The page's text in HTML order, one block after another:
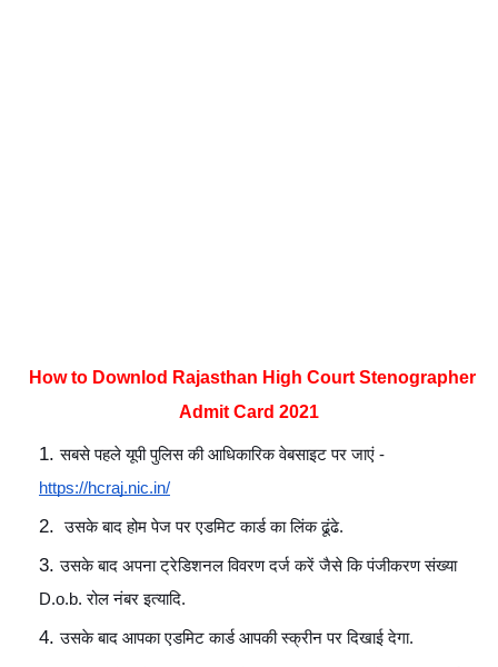
How to Downlod Rajasthan High Court Stenographer
Admit Card 2021
सबसे पहले यूपी पुलिस की आधिकारिक वेबसाइट पर जाएं -
https://hcraj.nic.in/
उसके बाद होम पेज पर एडमिट कार्ड का लिंक ढूंढे.
उसके बाद अपना ट्रेडिशनल विवरण दर्ज करें जैसे कि पंजीकरण संख्या
D.o.b. रोल नंबर इत्यादि.
उसके बाद आपका एडमिट कार्ड आपकी स्क्रीन पर दिखाई देगा.